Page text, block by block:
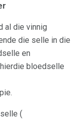
al die vinnig
die selle in die
en
bloedselle
(